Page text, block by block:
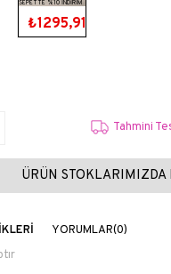
SEPETTE %10 İNDİRİM
₺1295,91
Tahmini
ÜRÜN
YORUMLAR(0)